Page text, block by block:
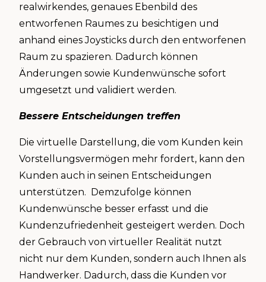
realwirkendes, genaues Ebenbild des
entworfenen Raumes zu besichtigen und
anhand eines Joysticks durch den entworfenen
Raum zu spazieren. Dadurch können
Änderungen sowie Kundenwünsche sofort
umgesetzt und validiert werden.
Bessere Entscheidungen treffen
Die virtuelle Darstellung, die vom Kunden kein
Vorstellungsvermögen mehr fordert, kann den
Kunden auch in seinen Entscheidungen
unterstützen. Demzufolge können
Kundenwünsche besser erfasst und die
Kundenzufriedenheit gesteigert werden. Doch
der Gebrauch von virtueller Realität nutzt
nicht nur dem Kunden, sondern auch Ihnen als
Handwerker. Dadurch, dass die Kunden vor